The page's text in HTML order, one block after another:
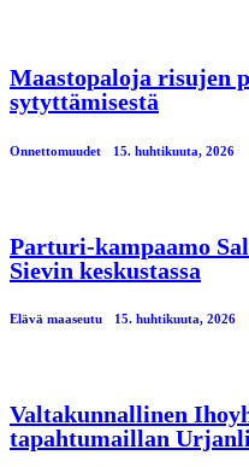
Maastopaloja risujen
sytyttämisestä
Onnettomuudet 15. huhtikuuta, 2026
Parturi-kampaamo
Sievin keskustassa
Elävä maaseutu 15. huhtikuuta, 2026
Valtakunnallinen
tapahtumaillan